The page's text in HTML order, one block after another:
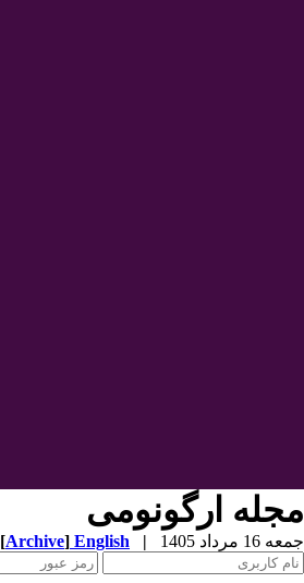
مجله ارگونومی
جمعه 16 مرداد 1405 |
English
[Archive]